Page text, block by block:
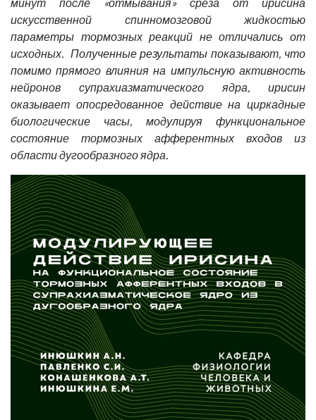
минут после «отмывания» среза от ирисина
искусственной спинномозговой жидкостью
параметры тормозных реакций не отличались от
исходных. Полученные результаты показывают, что
помимо прямого влияния на импульсную активность
нейронов супрахиазматического ядра, ирисин
оказывает опосредованное действие на циркадные
биологические часы, модулируя функциональное
состояние тормозных афферентных входов из
области дугообразного ядра.